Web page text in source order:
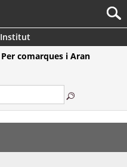
comarques i Aran